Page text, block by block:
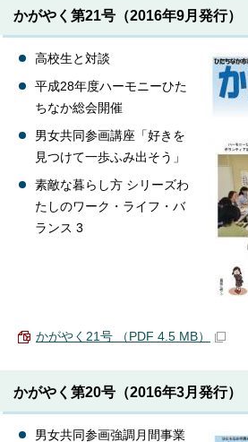
かがやく第21号（2016年9月発行）
高校生と対談
平成28年度ハーモニーひた
ちなか総会開催
男女共同参画講座「好きを
見つけて一歩ふみ出そう」
素敵な暮らし方 シリーズわ
たしのワーク・ライフ・バ
ランス 3
かがやく21号 （PDF 4.5 MB）
かがやく第20号（2016年3月発行）
男女共同参画強調月間事業